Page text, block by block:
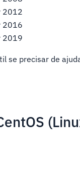
2012
2016
2019
se precisar de